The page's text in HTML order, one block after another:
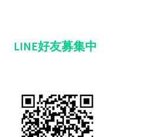
LINE好友募集中